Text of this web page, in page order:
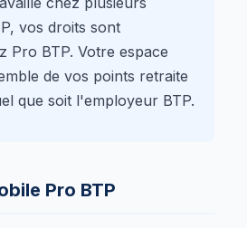
vos droits sont
Pro BTP. Votre espace
de vos points retraite
que soit l'employeur BTP.
Pro BTP